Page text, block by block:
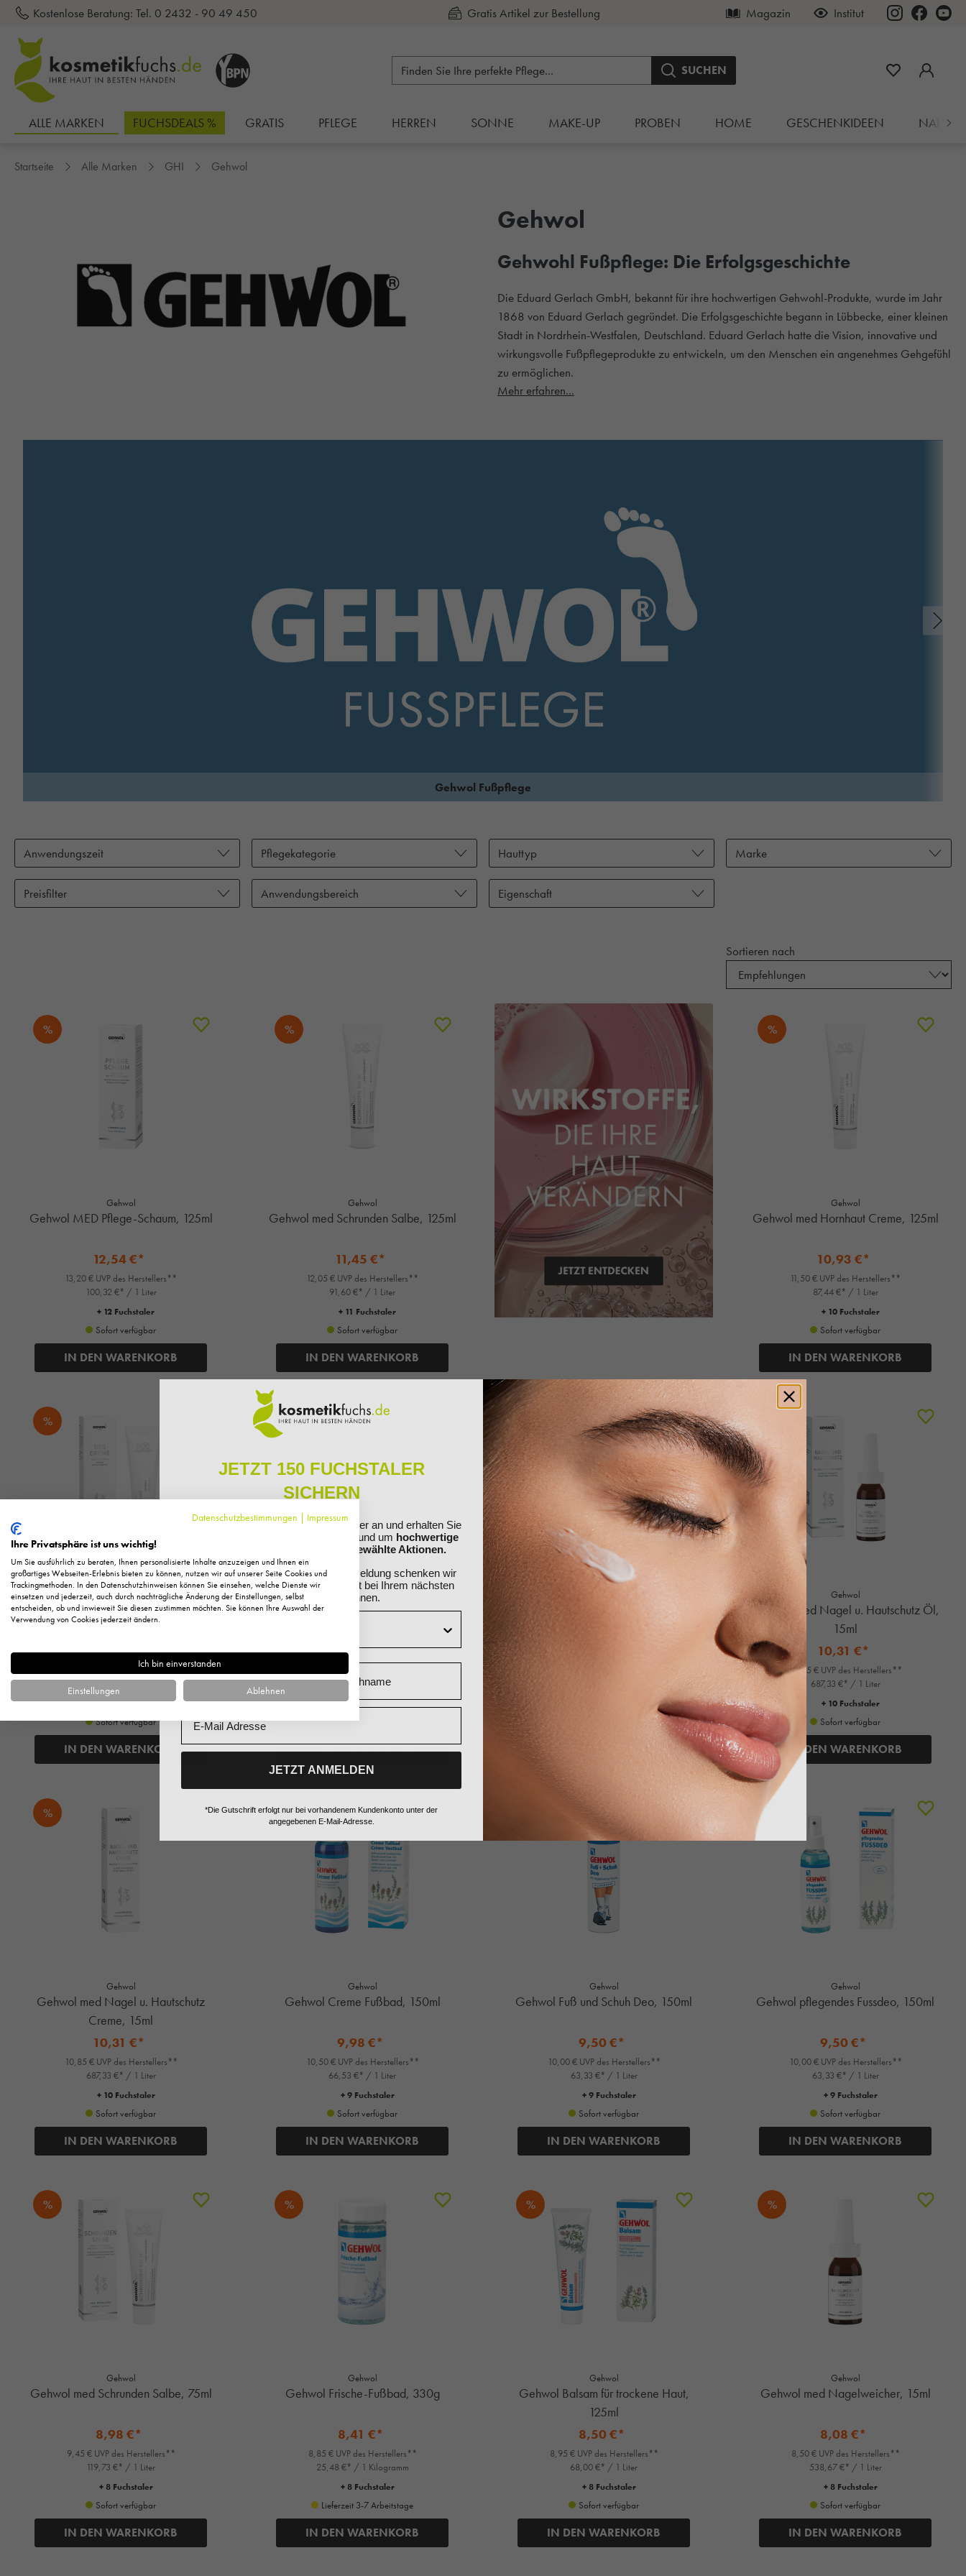
springen
Kostenlose Beratung: Tel. 0 2432 - 90 49 450 Kauf auf Rechnung Magazin Institut
SUCHEN
ALLE MARKEN FUCHSDEALS % GRATIS PFLEGE HERREN SONNE MAKE-UP PROBEN HOME GESCHENKIDEEN
Startseite Alle Marken GHI Gehwol
Gehwol
Gehwohl Fußpflege: Die Erfolgsgeschichte
Die Eduard Gerlach GmbH, bekannt für ihre hochwertigen Gehwohl-Produkte, wurde im Jahr
1868 von Eduard Gerlach gegründet. Die Erfolgsgeschichte begann in Lübbecke, einer kleinen
Stadt in Nordrhein-Westfalen, Deutschland. Eduard Gerlach hatte die Vision, innovative und
wirkungsvolle Fußpflegeprodukte zu entwickeln, um den Menschen ein angenehmes Gehgefühl
zu ermöglichen.
Mehr erfahren...
Gehwol Fußpflege
Anwendungszeit Pflegekategorie Hauttyp Marke
Preisfilter Anwendungsbereich Eigenschaft
Sortieren nach
%
Gehwol
Gehwol MED Pflege-Schaum, 125ml
12,54 €*
13,20 € UVP des Herstellers**
100,32 €* / 1 Liter
+ 12 Fuchstaler
Sofort verfügbar
IN DEN WARENKORB
%
Gehwol
Gehwol med Schrunden Salbe, 125ml
11,45 €*
12,05 € UVP des Herstellers**
91,60 €* / 1 Liter
+ 11 Fuchstaler
Sofort verfügbar
IN DEN WARENKORB
%
Gehwol
Gehwol med Hornhaut Creme, 125ml
10,93 €*
11,50 € UVP des Herstellers**
87,44 €* / 1 Liter
+ 10 Fuchstaler
Sofort verfügbar
IN DEN WARENKORB
%
Gehwol
Gehwol med Fußdeo Creme, 125ml
10,64 €*
11,20 € UVP des Herstellers**
85,12 €* / 1 Liter
+ 10 Fuchstaler
Sofort verfügbar
IN DEN WARENKORB
%
Gehwol
Gehwol med Fußpuder, 100g
10,26 €*
10,80 € UVP des Herstellers**
102,60 €* / 1 Kilogramm
+ 10 Fuchstaler
Lieferzeit 3-7 Arbeitstage
IN DEN WARENKORB
%
Gehwol Softening Balsam, 125ml
IN DEN WARENKORB
Gehwol
Gehwol med Nagel u. Hautschutz Öl,
15ml
10,31 €*
10,85 € UVP des Herstellers**
687,33 €* / 1 Liter
+ 10 Fuchstaler
Sofort verfügbar
IN DEN WARENKORB
%
Gehwol
Gehwol med Nagel u. Hautschutz
Creme, 15ml
10,31 €*
10,85 € UVP des Herstellers**
687,33 €* / 1 Liter
+ 10 Fuchstaler
Sofort verfügbar
IN DEN WARENKORB
%
Gehwol
Gehwol Creme Fußbad, 150ml
9,98 €*
10,50 € UVP des Herstellers**
66,53 €* / 1 Liter
+ 9 Fuchstaler
Sofort verfügbar
IN DEN WARENKORB
Gehwol
Gehwol Fuß und Schuh Deo, 150ml
9,50 €*
10,00 € UVP des Herstellers**
63,33 €* / 1 Liter
+ 9 Fuchstaler
Sofort verfügbar
IN DEN WARENKORB
Gehwol
Gehwol pflegendes Fussdeo, 150ml
9,50 €*
10,00 € UVP des Herstellers**
63,33 €* / 1 Liter
+ 9 Fuchstaler
Sofort verfügbar
IN DEN WARENKORB
%
Gehwol
Gehwol med Schrunden Salbe, 75ml
8,98 €*
9,45 € UVP des Herstellers**
119,73 €* / 1 Liter
+ 8 Fuchstaler
Sofort verfügbar
IN DEN WARENKORB
%
Gehwol
Gehwol Frische-Fußbad, 330g
8,41 €*
8,85 € UVP des Herstellers**
25,48 €* / 1 Kilogramm
+ 8 Fuchstaler
Lieferzeit 3-7 Arbeitstage
IN DEN WARENKORB
%
Gehwol
Gehwol Balsam für trockene Haut,
125ml
8,50 €*
8,95 € UVP des Herstellers**
68,00 €* / 1 Liter
+ 8 Fuchstaler
Sofort verfügbar
IN DEN WARENKORB
%
Gehwol
Gehwol med Nagelweicher, 15ml
8,08 €*
8,50 € UVP des Herstellers**
538,67 €* / 1 Liter
+ 8 Fuchstaler
Sofort verfügbar
IN DEN WARENKORB
Datenschutzbestimmungen | Impressum
Ihre Privatsphäre ist uns wichtig!
Um Sie ausführlich zu beraten, Ihnen personalisierte Inhalte anzuzeigen und Ihnen ein
großartiges Webseiten-Erlebnis bieten zu können, nutzen wir auf unserer Seite Cookies und
Trackingmethoden. In den Datenschutzhinweisen können Sie einsehen, welche Dienste wir
einsetzen und jederzeit, auch durch nachträgliche Änderung der Einstellungen, selbst
entscheiden, ob und inwieweit Sie diesen zustimmen möchten. Sie können Ihre Auswahl der
Verwendung von Cookies jederzeit ändern.
Ich bin einverstanden
Einstellungen Ablehnen
JETZT 150 FUCHSTALER
SICHERN
Melden Sie sich zu unserem Newsletter an und erhalten Sie
regelmäßig exklusive Informationen rund um hochwertige
Pflege, neue Produkte und ausgewählte Aktionen.
Als kleines Dankeschön für Ihre Anmeldung schenken wir
Ihnen150 Fuchstaler*, die Sie direkt bei Ihrem nächsten
Einkauf einlösen können.
Vorname
JETZT ANMELDEN
*Die Gutschrift erfolgt nur bei vorhandenem Kundenkonto unter der
angegebenen E-Mail-Adresse.